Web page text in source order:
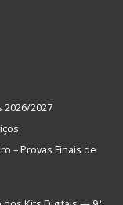
2026/2027
– Provas Finais de